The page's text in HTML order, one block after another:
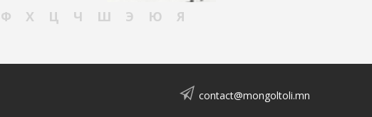
Ф Х Ц Ч Ш Э Ю Я
contact@mongoltoli.mn